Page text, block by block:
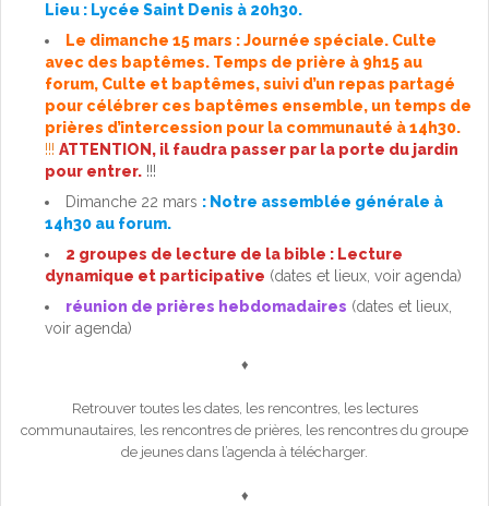
Lieu : Lycée Saint Denis à 20h30.
Le dimanche 15 mars : Journée spéciale. Culte
avec des baptêmes. Temps de prière à 9h15 au
forum, Culte et baptêmes, suivi d’un repas partagé
pour célébrer ces baptêmes ensemble, un temps de
prières d’intercession pour la communauté à 14h30.
!!! ATTENTION, il faudra passer par la porte du jardin
pour entrer. !!!
Dimanche 22 mars : Notre assemblée générale à
14h30 au forum.
2 groupes de lecture de la bible : Lecture
dynamique et participative (dates et lieux, voir agenda)
réunion de prières hebdomadaires (dates et lieux,
voir agenda)
♦
Retrouver toutes les dates, les rencontres, les lectures
communautaires, les rencontres de prières, les rencontres du groupe
de jeunes dans l’agenda à télécharger.
♦